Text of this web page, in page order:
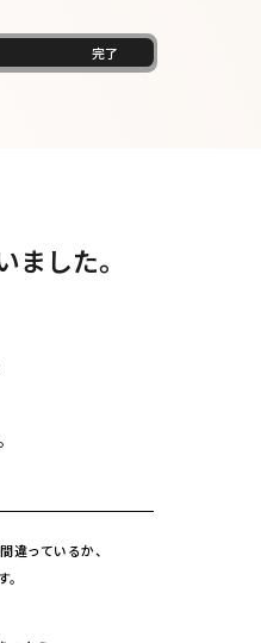
完了
ました。
違っているか、